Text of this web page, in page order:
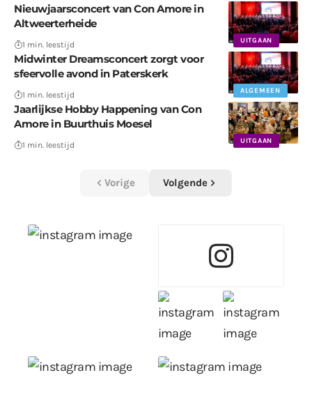
UITGAAN
Nieuwjaarsconcert van Con Amore in
Altweerterheide
1 min. leestijd
ALGEMEEN
Midwinter Dreamsconcert zorgt voor
sfeervolle avond in Paterskerk
1 min. leestijd
UITGAAN
Jaarlijkse Hobby Happening van Con
Amore in Buurthuis Moesel
1 min. leestijd
Vorige Volgende